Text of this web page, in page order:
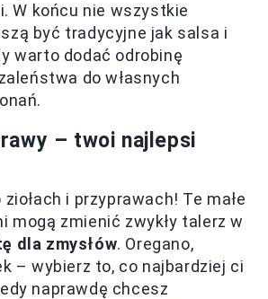
W końcu nie wszystkie
być tradycyjne jak salsa i
warto dodać odrobinę
do własnych
– twoi najlepsi
i przyprawach! Te małe
mogą zmienić zwykły talerz w
dla zmysłów. Oregano,
– wybierz to, co najbardziej ci
naprawdę chcesz